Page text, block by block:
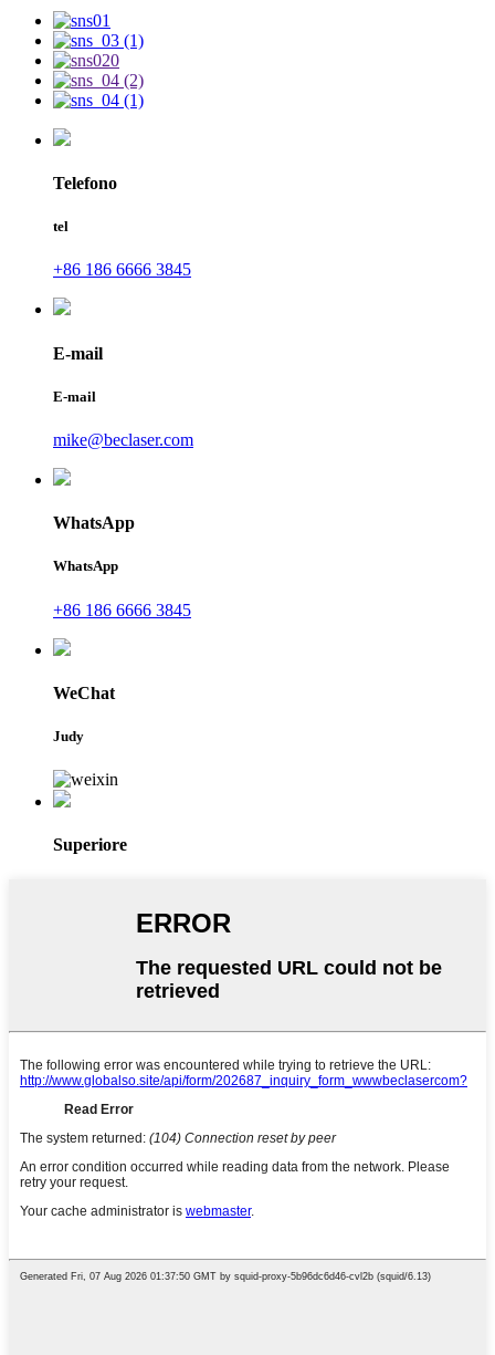
Telefono
tel
+86 186 6666 3845
E-mail
E-mail
mike@beclaser.com
WhatsApp
WhatsApp
+86 186 6666 3845
WeChat
Judy
Superiore